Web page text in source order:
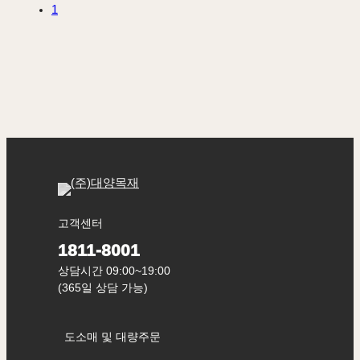
1
고객센터
1811-8001
상담시간 09:00~19:00
(365일 상담 가능)
도소매 및 대량주문